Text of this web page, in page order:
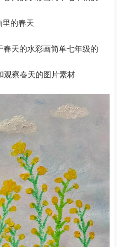
的春天
观察春天的图片素材